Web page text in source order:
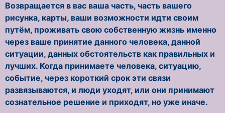
Возвращается в вас ваша часть, часть вашего
рисунка, карты, ваши возможности идти своим
путём, проживать свою собственную жизнь именно
через ваше принятие данного человека, данной
ситуации, данных обстоятельств как правильных и
лучших. Когда принимаете человека, ситуацию,
событие, через короткий срок эти связи
развязываются, и люди уходят, или они принимают
сознательное решение и приходят, но уже иначе.